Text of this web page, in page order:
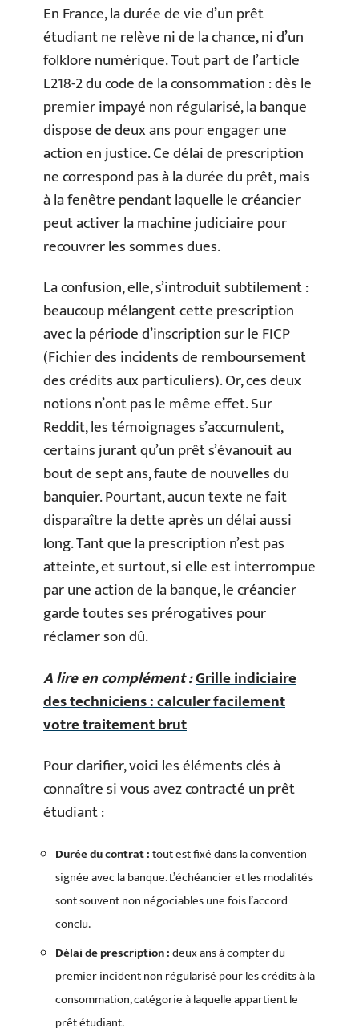
En France, la durée de vie d’un prêt
étudiant ne relève ni de la chance, ni d’un
folklore numérique. Tout part de l’article
L218-2 du code de la consommation : dès le
premier impayé non régularisé, la banque
dispose de deux ans pour engager une
action en justice. Ce délai de prescription
ne correspond pas à la durée du prêt, mais
à la fenêtre pendant laquelle le créancier
peut activer la machine judiciaire pour
recouvrer les sommes dues.
La confusion, elle, s’introduit subtilement :
beaucoup mélangent cette prescription
avec la période d’inscription sur le FICP
(Fichier des incidents de remboursement
des crédits aux particuliers). Or, ces deux
notions n’ont pas le même effet. Sur
Reddit, les témoignages s’accumulent,
certains jurant qu’un prêt s’évanouit au
bout de sept ans, faute de nouvelles du
banquier. Pourtant, aucun texte ne fait
disparaître la dette après un délai aussi
long. Tant que la prescription n’est pas
atteinte, et surtout, si elle est interrompue
par une action de la banque, le créancier
garde toutes ses prérogatives pour
réclamer son dû.
A lire en complément :Grille indiciaire
des techniciens : calculer facilement
votre traitement brut
Pour clarifier, voici les éléments clés à
connaître si vous avez contracté un prêt
étudiant :
Durée du contrat :tout est fixé dans la convention
signée avec la banque. L’échéancier et les modalités
sont souvent non négociables une fois l’accord
conclu.
Délai de prescription :deux ans à compter du
premier incident non régularisé pour les crédits à la
consommation, catégorie à laquelle appartient le
prêt étudiant.